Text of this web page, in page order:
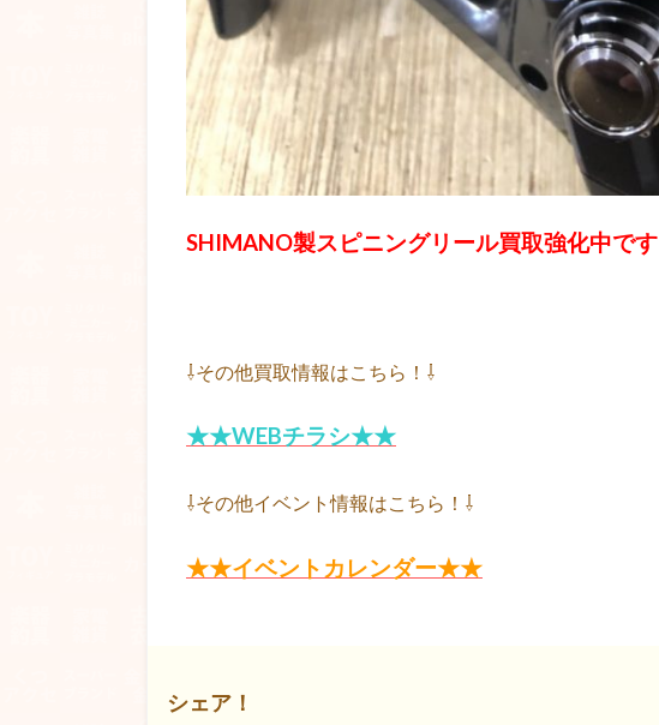
SHIMANO製スピニングリール買取強化中です
⇩その他買取情報はこちら！⇩
★★WEBチラシ★★
⇩その他イベント情報はこちら！⇩
★★イベントカレンダー★★
シェア！